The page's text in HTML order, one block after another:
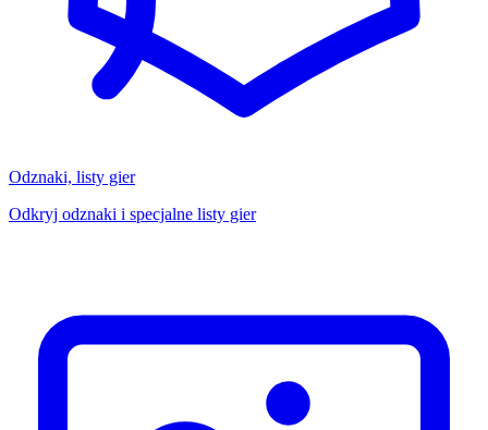
Odznaki, listy gier
Odkryj odznaki i specjalne listy gier